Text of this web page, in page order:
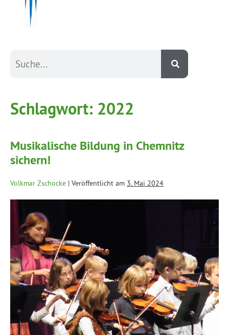
Schlagwort: 2022
Musikalische Bildung in Chemnitz
sichern!
Volkmar Zschocke | Veröffentlicht am 3. Mai 2024